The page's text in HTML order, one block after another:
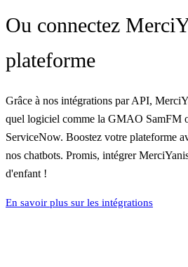
Ou connectez
plateforme
Grâce à nos intégrations par API,
quel logiciel comme la GMAO SamFM
ServiceNow. Boostez votre plateforme
nos chatbots. Promis, intégrer
d'enfant !
En savoir plus sur les intégrations